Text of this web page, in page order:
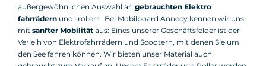
außergewöhnlichen Auswahl an gebrauchten Elektro
fahrrädern und -rollern. Bei Mobilboard Annecy kennen wir uns
mit sanfter Mobilität aus: Eines unserer Geschäftsfelder ist der
Verleih von Elektrofahrrädern und Scootern, mit denen Sie um
den See fahren können. Wir bieten unser Material auch